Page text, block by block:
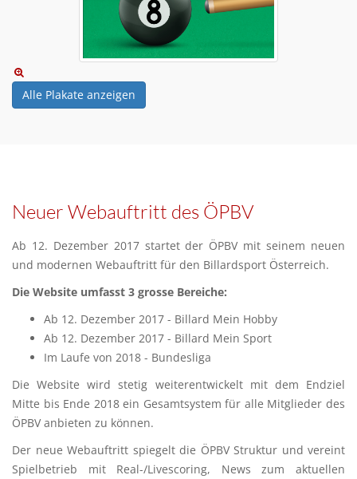
Alle Plakate anzeigen
Neuer Webauftritt des ÖPBV
Ab 12. Dezember 2017 startet der ÖPBV mit seinem neuen
und modernen Webauftritt für den Billardsport Österreich.
Die Website umfasst 3 grosse Bereiche:
Ab 12. Dezember 2017 - Billard Mein Hobby
Ab 12. Dezember 2017 - Billard Mein Sport
Im Laufe von 2018 - Bundesliga
Die Website wird stetig weiterentwickelt mit dem Endziel
Mitte bis Ende 2018 ein Gesamtsystem für alle Mitglieder des
ÖPBV anbieten zu können.
Der neue Webauftritt spiegelt die ÖPBV Struktur und vereint
Spielbetrieb mit Real-/Livescoring, News zum aktuellen